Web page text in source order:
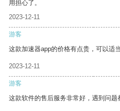
用担心了。
2023-12-11
游客
这款加速器app的价格有点贵，可以适
2023-12-11
游客
这款软件的售后服务非常好，遇到问题